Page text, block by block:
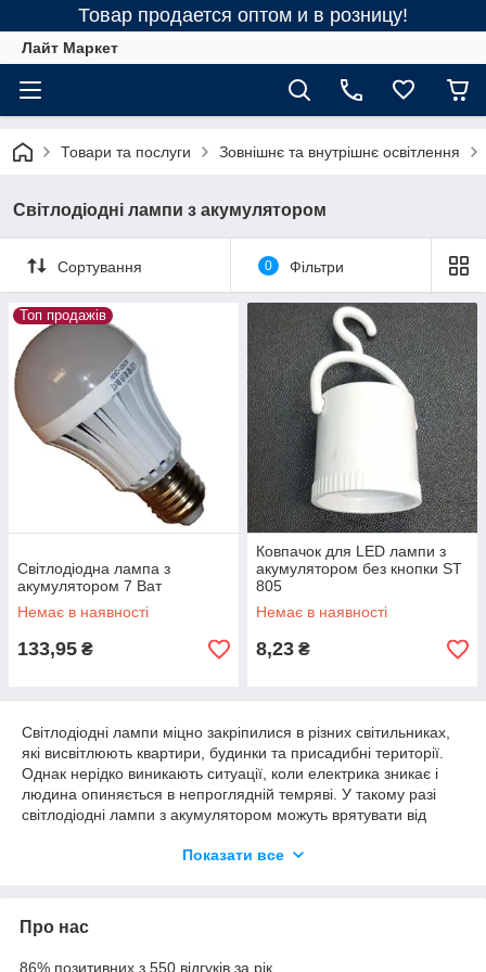
Товар продается оптом и в розницу!
Лайт Маркет
Товари та послуги Зовнішнє та внутрішнє освітлення
Світлодіодні лампи з акумулятором
Сортування 0 Фільтри
Топ продажів
Світлодіодна лампа з
акумулятором 7 Ват
Немає в наявності
133,95 ₴
Ковпачок для LED лампи з
акумулятором без кнопки ST
805
Немає в наявності
8,23 ₴
Світлодіодні лампи міцно закріпилися в різних світильниках,
які висвітлюють квартири, будинки та присадибні території.
Однак нерідко виникають ситуації, коли електрика зникає і
людина опиняється в непроглядній темряві. У такому разі
світлодіодні лампи з акумулятором можуть врятувати від
причини перебоїв з електроенергією бувають самі різні: від
година і не кожен телефон або ліхтарик зможе освітлювати
приміщення так довго.
Показати все
Про нас
86% позитивних з 550 відгуків за рік